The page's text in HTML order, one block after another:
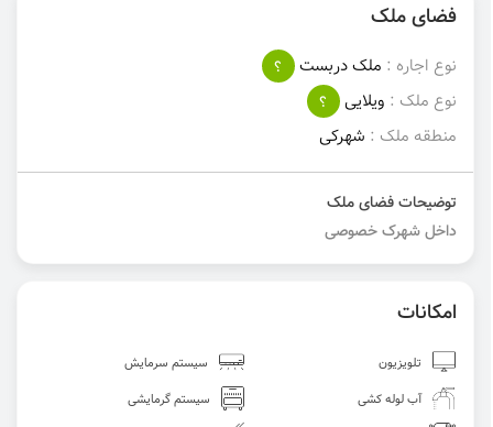
فضای ملک
نوع اجاره : ملک دربست
؟
نوع ملک : ویلایی
؟
منطقه ملک : شهرکی
توضیحات فضای ملک
داخل شهرک خصوصی
امکانات
تلویزیون
سیستم سرمایش
آب لوله کشی
سیستم گرمایشی